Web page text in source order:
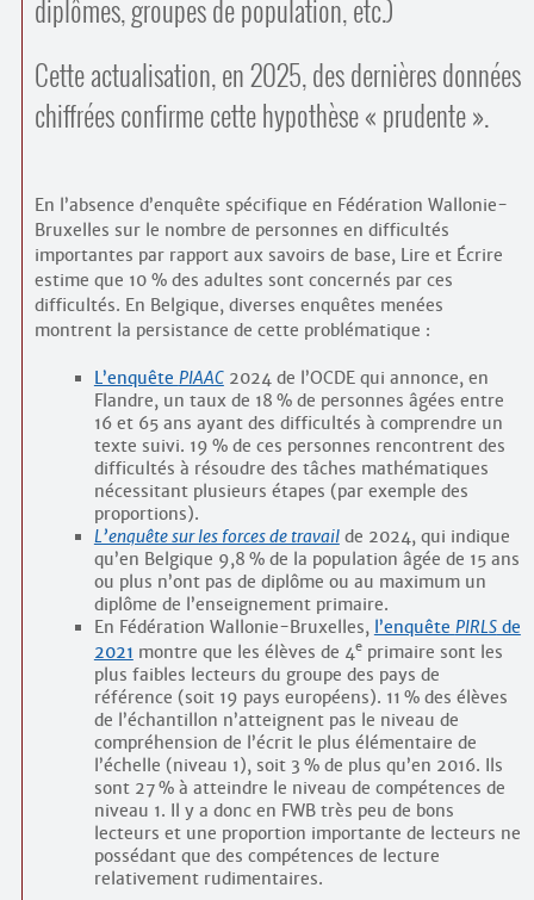
diplômes, groupes de population, etc.)
Cette actualisation, en 2025, des dernières données
chiffrées confirme cette hypothèse « prudente ».
En l’absence d’enquête spécifique en Fédération Wallonie-
Bruxelles sur le nombre de personnes en difficultés
importantes par rapport aux savoirs de base, Lire et Écrire
estime que 10 % des adultes sont concernés par ces
difficultés. En Belgique, diverses enquêtes menées
montrent la persistance de cette problématique :
L’enquête PIAAC2024 de l’OCDE qui annonce, en
Flandre, un taux de 18 % de personnes âgées entre
16 et 65 ans ayant des difficultés à comprendre un
texte suivi. 19 % de ces personnes rencontrent des
difficultés à résoudre des tâches mathématiques
nécessitant plusieurs étapes (par exemple des
proportions).
L’enquête sur les forces de travailde 2024, qui indique
qu’en Belgique 9,8 % de la population âgée de 15 ans
ou plus n’ont pas de diplôme ou au maximum un
diplôme de l’enseignement primaire.
En Fédération Wallonie-Bruxelles, l’enquête PIRLSde
2021 montre que les élèves de 4eprimaire sont les
plus faibles lecteurs du groupe des pays de
référence (soit 19 pays européens). 11 % des élèves
de l’échantillon n’atteignent pas le niveau de
compréhension de l’écrit le plus élémentaire de
l’échelle (niveau 1), soit 3 % de plus qu’en 2016. Ils
sont 27 % à atteindre le niveau de compétences de
niveau 1. Il y a donc en FWB très peu de bons
lecteurs et une proportion importante de lecteurs ne
possédant que des compétences de lecture
relativement rudimentaires.